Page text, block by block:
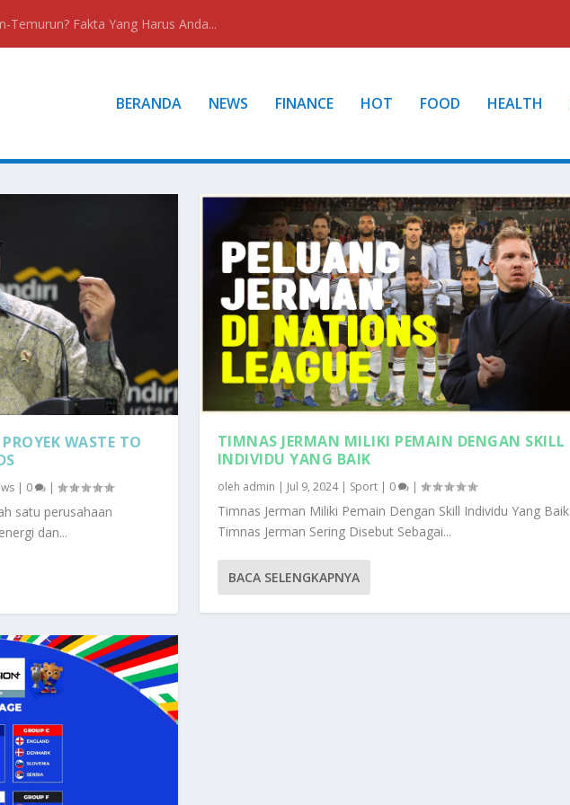
Temurun? Fakta Yang Harus Anda...
BERANDA NEWS FINANCE HOT FOOD HEALTH
WASTE TO
| 0 |
satu perusahaan
dan...
TIMNAS JERMAN MILIKI PEMAIN DENGAN SKILL
INDIVIDU YANG BAIK
oleh admin | Jul 9, 2024| Sport| 0 |
Timnas Jerman Miliki Pemain Dengan Skill Individu Yang Baik
Timnas Jerman Sering Disebut Sebagai...
BACA SELENGKAPNYA